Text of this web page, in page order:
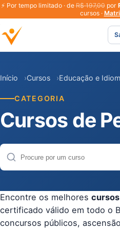
⚡ Por tempo limitado · deR$ 197,00por
cursos ·
Início Cursos Educação e
CATEGORIA
Cursos de
Buscar cursos
Encontre os melhores
certificado válido em todo o
concursos públicos,